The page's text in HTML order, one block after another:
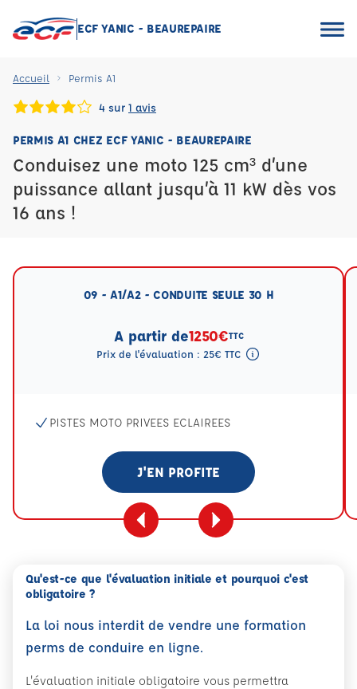
ECF YANIC - BEAUREPAIRE
Accueil Permis A1
4 sur 1 avis
PERMIS A1 CHEZ ECF YANIC - BEAUREPAIRE
Conduisez une moto 125 cm³ d’une
puissance allant jusqu’à 11 kW dès vos
16 ans !
09 - A1/A2 - CONDUITE SEULE 30 H
A partir de1250€TTC
Prix de l'évaluation : 25€ TTC
PISTES MOTO PRIVEES ECLAIREES
J'EN PROFITE
Qu'est-ce que l'évaluation initiale et pourquoi c'est
obligatoire ?
La loi nous interdit de vendre une formation
perms de conduire en ligne.
L'évaluation initiale obligatoire vous permettra